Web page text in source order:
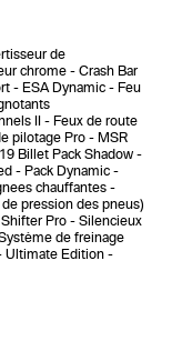
de
chrome
Crash Bar
ESA Dynamic
Feu
II
Feux de route
pilotage Pro
MSR
Billet Pack Shadow
Pack Dynamic
chauffantes
pression des pneus)
Shifter Pro
Silencieux
de freinage
Ultimate Edition